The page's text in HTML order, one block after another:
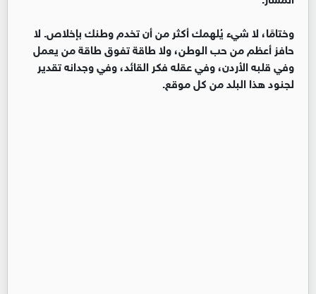
وختامًا، لا شيء يُلهمك أكثر من أن تخدم وطنك بإخلاص. لا
حافز أعظم من حب الوطن، ولا طاقة تفوق طاقة من يعمل
وفي قلبه الأردن، وفي عقله فكر القائد، وفي وجدانه تقدير
لجنود هذا البلد من كل موقع.